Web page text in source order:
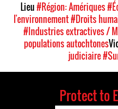
Lieu#Région: Amériques
l'environnement#Droits
#Industries extractives /
populations autochtones
judiciaire
Protect to